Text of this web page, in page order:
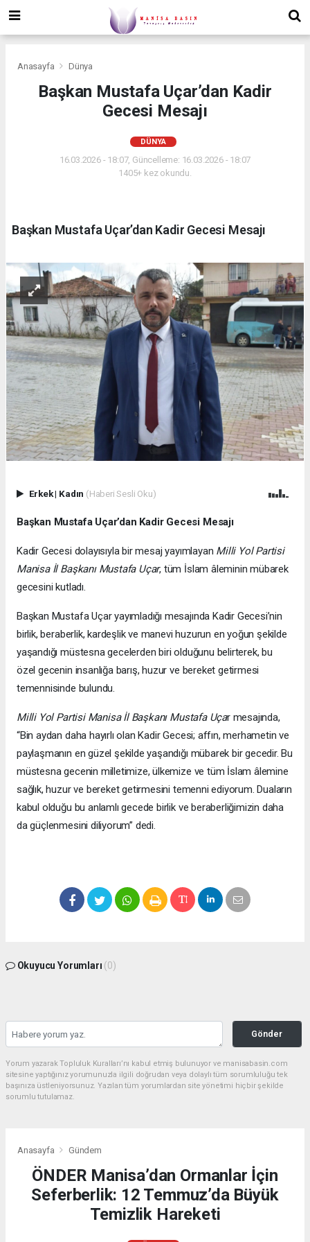
Anasayfa Dünya
Başkan Mustafa Uçar’dan Kadir
Gecesi Mesajı
DÜNYA
16.03.2026 - 18:07, Güncelleme: 16.03.2026 - 18:07
1405+ kez okundu.
Başkan Mustafa Uçar’dan Kadir Gecesi Mesajı
Erkek| Kadın (Haberi Sesli Oku)
Başkan Mustafa Uçar’dan Kadir Gecesi Mesajı
Kadir Gecesi dolayısıyla bir mesaj yayımlayan Milli Yol Partisi
Manisa İl Başkanı Mustafa Uçar, tüm İslam âleminin mübarek
gecesini kutladı.
Başkan Mustafa Uçar yayımladığı mesajında Kadir Gecesi’nin
birlik, beraberlik, kardeşlik ve manevi huzurun en yoğun şekilde
yaşandığı müstesna gecelerden biri olduğunu belirterek, bu
özel gecenin insanlığa barış, huzur ve bereket getirmesi
temennisinde bulundu.
Milli Yol Partisi Manisa İl Başkanı Mustafa Uçar mesajında,
“Bin aydan daha hayırlı olan Kadir Gecesi; affın, merhametin ve
paylaşmanın en güzel şekilde yaşandığı mübarek bir gecedir. Bu
müstesna gecenin milletimize, ülkemize ve tüm İslam âlemine
sağlık, huzur ve bereket getirmesini temenni ediyorum. Duaların
kabul olduğu bu anlamlı gecede birlik ve beraberliğimizin daha
da güçlenmesini diliyorum” dedi.
Okuyucu Yorumları (0)
Gönder
Yorum yazarak Topluluk Kuralları’nı kabul etmiş bulunuyor ve manisabasin.com
sitesine yaptığınız yorumunuzla ilgili doğrudan veya dolaylı tüm sorumluluğu tek
başınıza üstleniyorsunuz. Yazılan tüm yorumlardan site yönetimi hiçbir şekilde
sorumlu tutulamaz.
Anasayfa Gündem
ÖNDER Manisa’dan Ormanlar İçin
Seferberlik: 12 Temmuz’da Büyük
Temizlik Hareketi